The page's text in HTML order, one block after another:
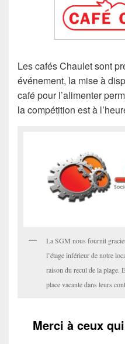
Les cafés Chaulet sont
événement, la mise à
café pour l’alimenter
la compétition est à
La SGM nous fournit
l’étage inférieur de notre
raison du recul de la plage.
place vacante dans leurs
Merci à ceux